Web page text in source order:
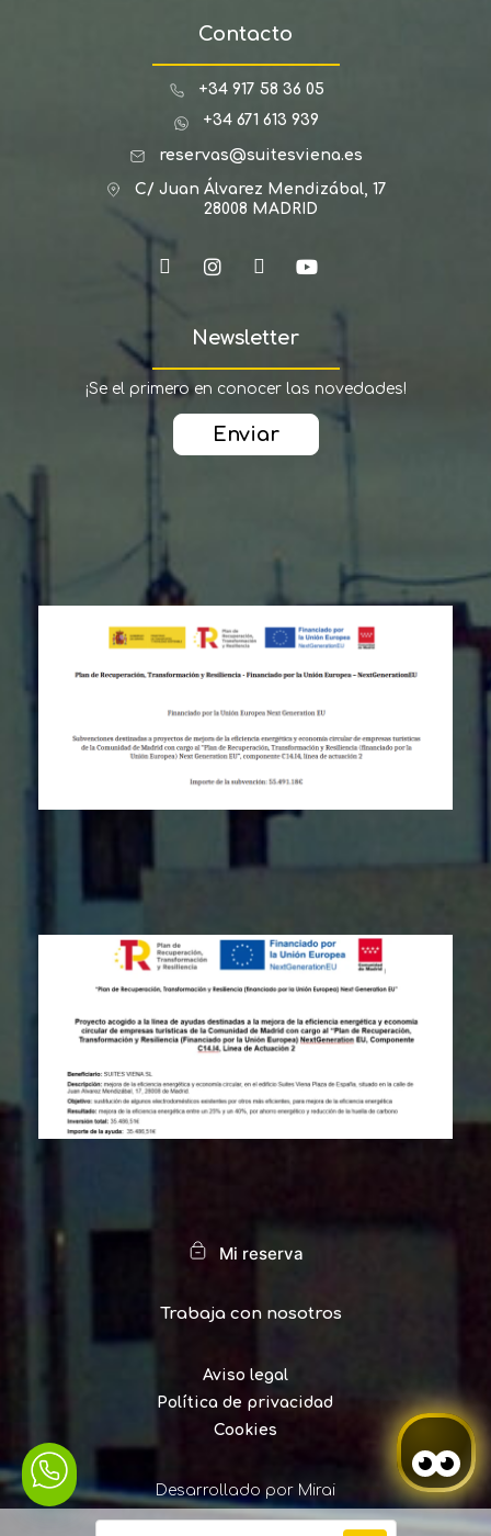
Contacto
+34 917 58 36 05
+34 671 613 939
reservas@suitesviena.es
C/ Juan Álvarez Mendizábal, 17
28008 MADRID
Newsletter
¡Se el primero en conocer las novedades!
Enviar
Mi reserva
Trabaja con nosotros
Aviso legal
Política de privacidad
Cookies
Desarrollado por Mirai